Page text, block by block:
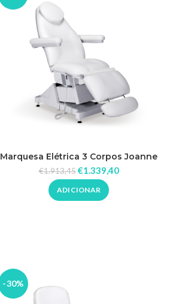
Marquesa Elétrica 3 Corpos Joanne
€1.913,45 €1.339,40
ADICIONAR
-30%